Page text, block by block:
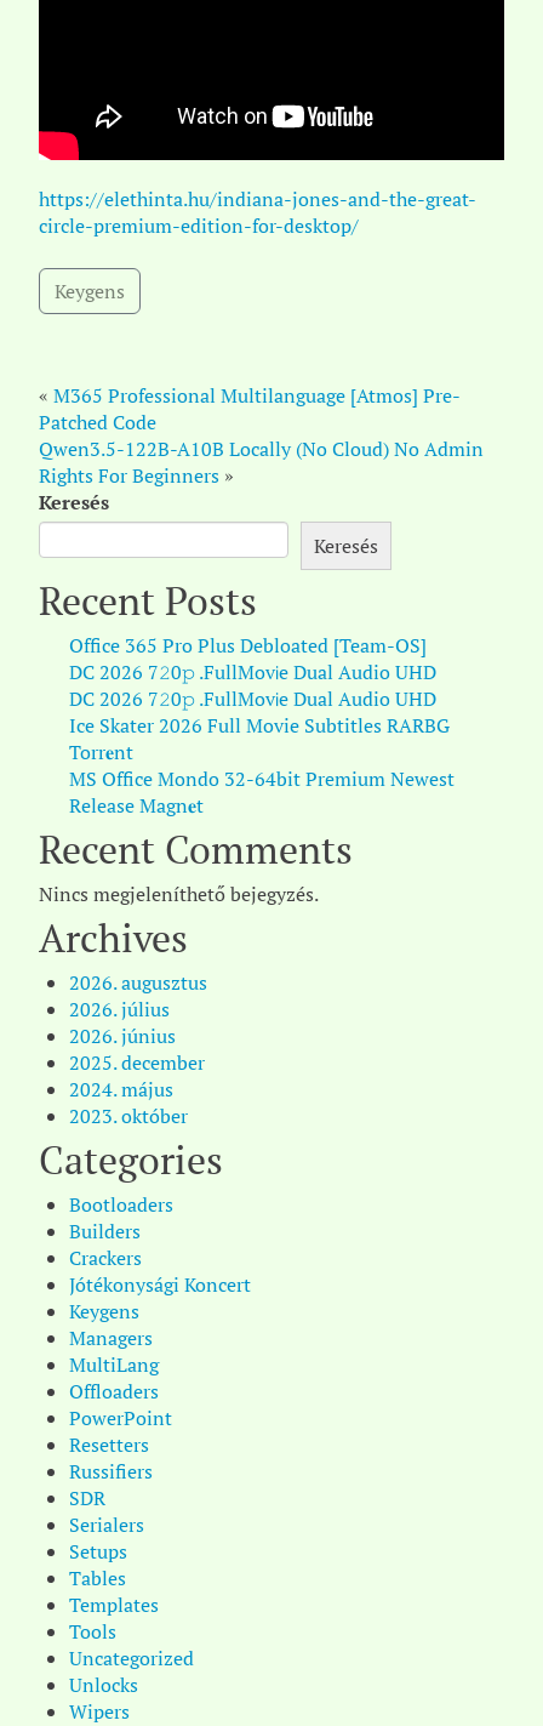
https://elethinta.hu/indiana-jones-and-the-great-
circle-premium-edition-for-desktop/
Keygens
« M365 Professional Multilanguage [Atmos] Pre-
Patched Code
Qwen3.5-122B-A10B Locally (No Cloud) No Admin
Rights For Beginners »
Keresés
Keresés
Recent Posts
Office 365 Pro Plus Debloated [Team-OS]
DC 2026 7𝟸0𝚙 .FullMov𝗂e Dual Audio UHD
DC 2026 7𝟸0𝚙 .FullMov𝗂e Dual Audio UHD
Ice Skater 2026 Full Movie Subtitles RARBG
Torr𝐞nt
MS Office Mondo 32-64bit Premium Newest
Release Magn𝐞t
Recent Comments
Nincs megjeleníthető bejegyzés.
Archives
2026. augusztus
2026. július
2026. június
2025. december
2024. május
2023. október
Categories
Bootloaders
Builders
Crackers
Jótékonysági Koncert
Keygens
Managers
MultiLang
Offloaders
PowerPoint
Resetters
Russifiers
SDR
Serialers
Setups
Tables
Templates
Tools
Uncategorized
Unlocks
Wipers